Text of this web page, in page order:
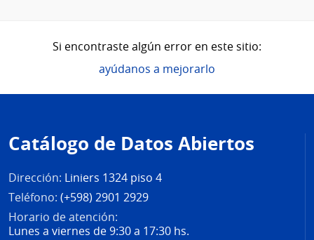
Si encontraste algún error en este sitio:
ayúdanos a mejorarlo
de
página
Catálogo de Datos Abiertos
Dirección: Liniers 1324 piso 4
Teléfono: (+598) 2901 2929
Horario de atención:
Lunes a viernes de 9:30 a 17:30 hs.